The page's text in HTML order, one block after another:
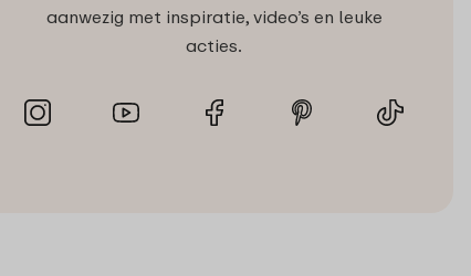
aanwezig met inspiratie, video’s en leuke
acties.